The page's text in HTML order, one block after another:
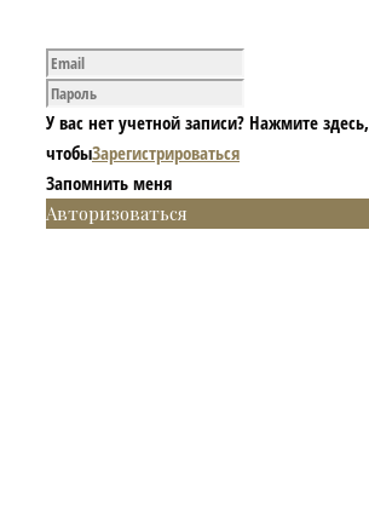
У вас нет учетной записи? Нажмите здесь,
чтобыЗарегистрироваться
Запомнить меня
Авторизоваться